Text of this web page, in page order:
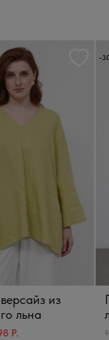
из
льна
Р.
-